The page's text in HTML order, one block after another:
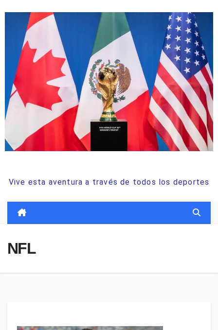
Vive esta aventura a través de todos los deportes
NFL